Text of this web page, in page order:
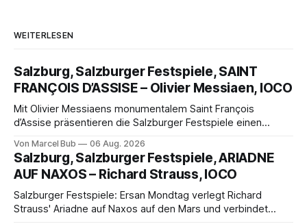
WEITERLESEN
Salzburg, Salzburger Festspiele, SAINT
FRANÇOIS D’ASSISE – Olivier Messiaen, IOCO
Mit Olivier Messiaens monumentalem Saint François
d’Assise präsentieren die Salzburger Festspiele einen
eine bildgewaltige Inszenierung, Maxime Pascal entfaltet
die komplexe Partitur eindrucksvoll, Philippe Sly berührt als
Franziskus.
Von Marcel Bub 06 Aug. 2026
Salzburg, Salzburger Festspiele, ARIADNE
AUF NAXOS – Richard Strauss, IOCO
Salzburger Festspiele: Ersan Mondtag verlegt Richard
Strauss' Ariadne auf Naxos auf den Mars und verbindet